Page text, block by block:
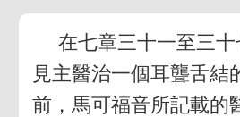
在七章三十一至三
見主醫治一個耳聾舌結
前，馬可福音所記載的